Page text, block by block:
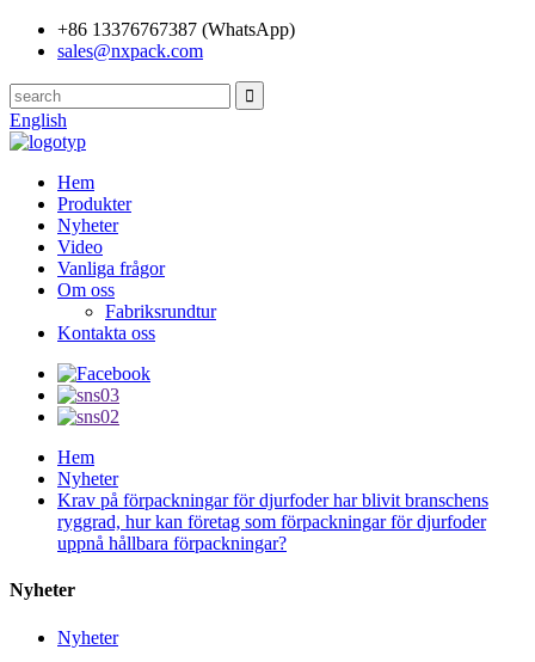
+86 13376767387 (WhatsApp)
sales@nxpack.com
English
Hem
Produkter
Nyheter
Video
Vanliga frågor
Om oss
Fabriksrundtur
Kontakta oss
Hem
Nyheter
Krav på förpackningar för djurfoder har blivit branschens
ryggrad, hur kan företag som förpackningar för djurfoder
uppnå hållbara förpackningar?
Nyheter
Nyheter